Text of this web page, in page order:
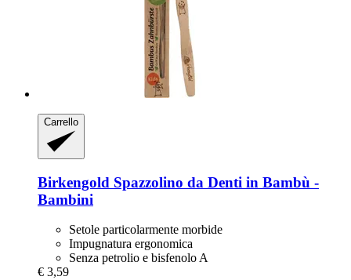
Carrello
Birkengold Spazzolino da Denti in Bambù -​
Bambini
Setole particolarmente morbide
Impugnatura ergonomica
Senza petrolio e bisfenolo A
€ 3,59